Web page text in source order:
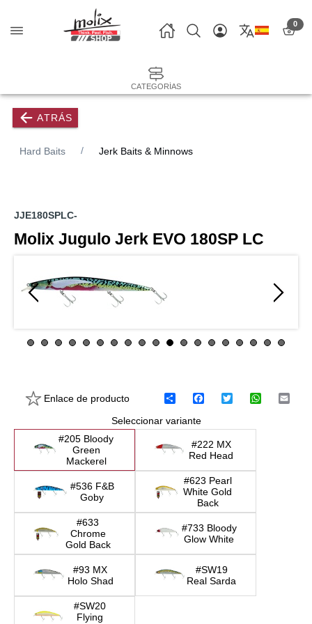
0
CATEGORÍAS
ATRÁS
Hard Baits Jerk Baits & Minnows
JJE180SPLC-
Molix Jugulo Jerk EVO 180SP LC
Enlace de producto
C
m
p
a
r
r
F
c
e
b
o
k
T
t
t
e
W
t
E
Seleccionar variante
#205 Bloody
Green
Mackerel
#222 MX
Red Head
#536 F&B
Goby
#623 Pearl
White Gold
Back
#633
Chrome
Gold Back
#733 Bloody
Glow White
#93 MX
Holo Shad
#SW19
Real Sarda
#SW20
Flying